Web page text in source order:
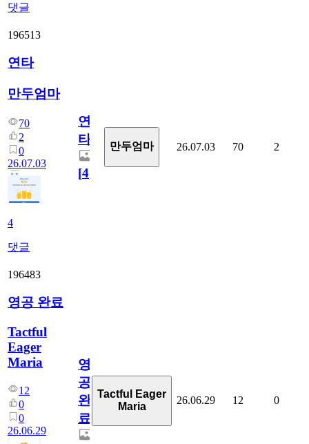
댓글
196513
연타
만두엄마
70
2
0
26.07.03
4
댓글
연
타
[4]
만두엄마 26.07.03 70 2
196483
영공 완료
Tactful
Eager
Maria
12
0
0
26.06.29
영
공
완
료
Tactful Eager
Maria
26.06.29 12 0